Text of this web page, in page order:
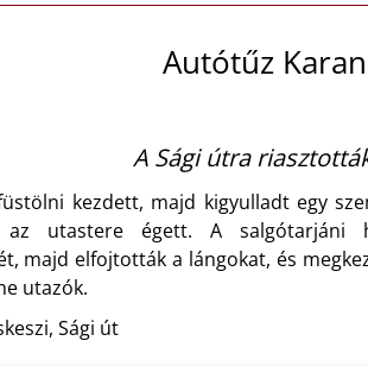
Autótűz
A Sági útra
kezdett, majd kigyulladt egy
utastere égett. A salgótarjáni
majd elfojtották a lángokat, és
utazók.
Sági út